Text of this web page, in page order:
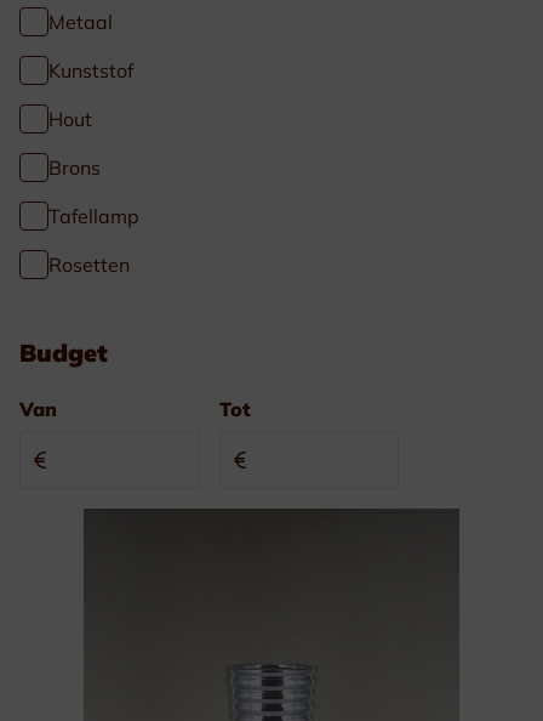
Metaal
Kunststof
Hout
Brons
Tafellamp
Rosetten
Budget
Van Tot